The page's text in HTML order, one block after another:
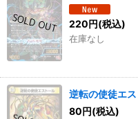
220円(税込)
在庫なし
逆転の使徒エ
80円(税込)